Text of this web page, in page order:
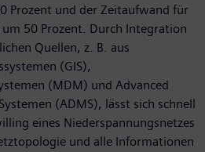
Prozent und der Zeitaufwand für
50 Prozent. Durch Integration
Quellen, z. B. aus
(GIS),
(MDM) und Advanced
(ADMS), lässt sich schnell
eines Niederspannungsnetzes
und alle Informationen